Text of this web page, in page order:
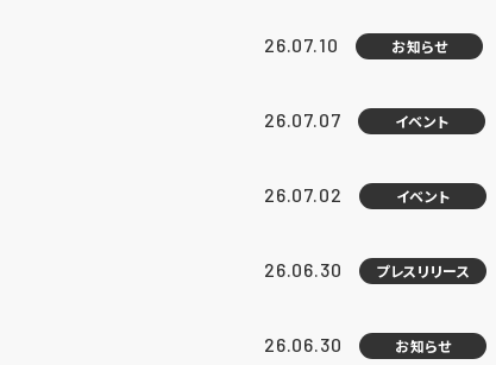
26.07.10 お知らせ
26.07.07 イベント
26.07.02 イベント
26.06.30 プレスリリース
26.06.30 お知らせ